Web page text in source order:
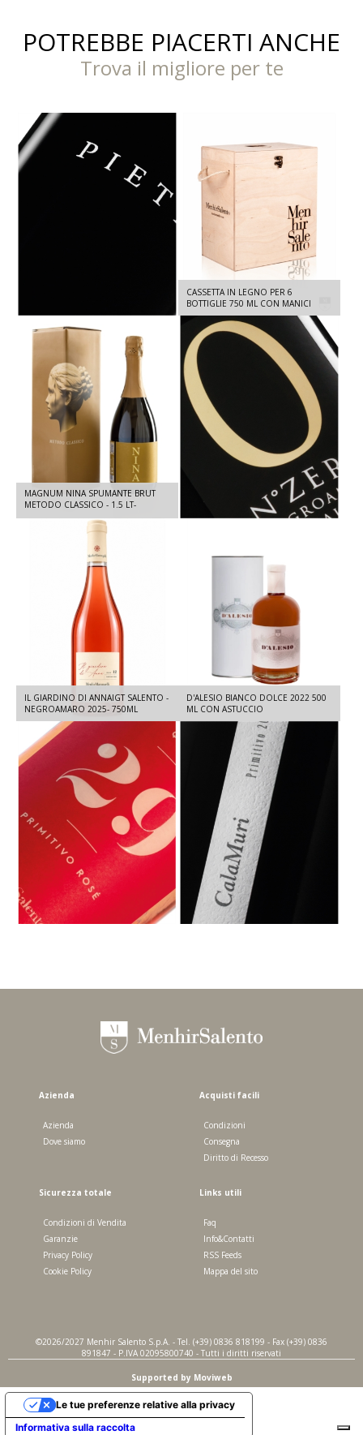
POTREBBE PIACERTI ANCHE
Trova il migliore per te
CASSETTA IN LEGNO PER 6
BOTTIGLIE 750 ML CON MANICI
MAGNUM NINA SPUMANTE BRUT
METODO CLASSICO - 1.5 LT-
N° ZERO IGT PUGLIA -
NEGROAMARO 2022 - 3 L
IL GIARDINO DI ANNAIGT SALENTO -
NEGROAMARO 2025- 750ML
D'ALESIO BIANCO DOLCE 2022 500
ML CON ASTUCCIO
QUOTA 29 ROSATO IGT SALENTO -
PRIMITIVO 2025 - 750 ML
CALAMURI PRIMITIVO IGT SALENTO -
PRIMITIVO 2021 - 1,5 L
Azienda
Azienda
Dove siamo
Acquisti facili
Condizioni
Consegna
Diritto di Recesso
Sicurezza totale
Condizioni di Vendita
Garanzie
Privacy Policy
Cookie Policy
Links utili
Faq
Info&Contatti
RSS Feeds
Mappa del sito
©2026/2027 Menhir Salento S.p.A. - Tel. (+39) 0836 818199 - Fax (+39) 0836
891847 - P.IVA 02095800740 - Tutti i diritti riservati
Supported by Moviweb
Informativa sulla raccolta
Le tue preferenze relative alla privacy